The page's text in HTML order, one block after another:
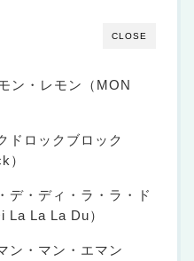
CLOSE
ン・レモン（MON
ドロックブロック
）
デ・ディ・ラ・ラ・ド
La La La Du）
ン・マン・エマン